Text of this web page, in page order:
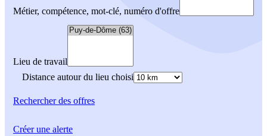
Métier, compétence, mot-clé, numéro d'offre
Lieu de travail
Distance autour du lieu choisi
Rechercherdes offres
Créer une alerte